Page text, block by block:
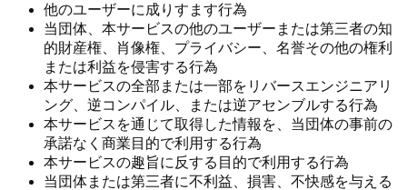
他のユーザーに成りすます行為
当団体、本サービスの他のユーザーまたは第三者の知
的財産権、肖像権、プライバシー、名誉その他の権利
または利益を侵害する行為
本サービスの全部または一部をリバースエンジニアリ
ング、逆コンパイル、または逆アセンブルする行為
本サービスを通じて取得した情報を、当団体の事前の
承諾なく商業目的で利用する行為
本サービスの趣旨に反する目的で利用する行為
当団体または第三者に不利益、損害、不快感を与える